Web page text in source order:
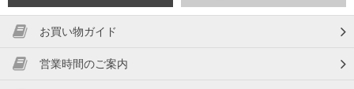
お買い物ガイド
営業時間のご案内